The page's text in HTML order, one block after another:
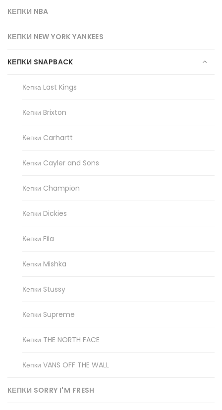
КЕПКИ NBA
КЕПКИ NEW YORK YANKEES
КЕПКИ SNAPBACK
Кепка Last Kings
Кепки Brixton
Кепки Carhartt
Кепки Cayler and Sons
Кепки Champion
Кепки Dickies
Кепки Fila
Кепки Mishka
Кепки Stussy
Кепки Supreme
Кепки THE NORTH FACE
Кепки VANS OFF THE WALL
КЕПКИ SORRY I'M FRESH